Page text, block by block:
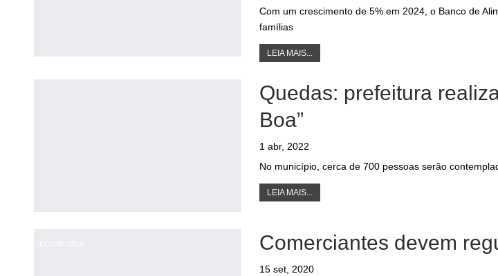
Com um crescimento de 5% em 2024, o Banco de
famílias
LEIA MAIS...
Quedas: prefeitura
Boa”
1 abr, 2022
No município, cerca de 700 pessoas serão
LEIA MAIS...
Comerciantes devem
15 set, 2020